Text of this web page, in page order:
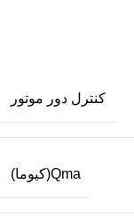
کنترل دور موتور
Qma(کیوما)